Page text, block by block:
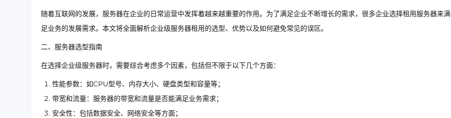
随着互联网的发展，服务器在企业的日常运营中发挥着越来越重要的作用。为了满足企业不断增长的需求，很多企业选择租用服务器来满
足业务的发展需求。本文将全面解析企业级服务器租用的选型、优势以及如何避免常见的误区。
二、服务器选型指南
在选择企业级服务器时，需要综合考虑多个因素，包括但不限于以下几个方面：
性能参数：如CPU型号、内存大小、硬盘类型和容量等；
带宽和流量：服务器的带宽和流量是否能满足业务需求；
安全性：包括数据安全、网络安全等方面；